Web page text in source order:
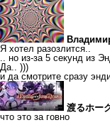
Я хотел разозлится..
.. но из-за 5 секунд из
Да.. )))
и да смотрите сразу
渡るホー
что это за говно